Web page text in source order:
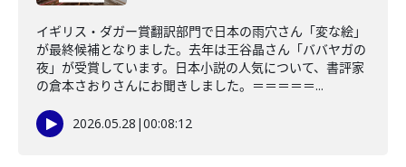
イギリス・ダガー賞翻訳部門で日本の雨穴さん「変な絵」
が最終候補となりました。去年は王谷晶さん「ババヤガの
夜」が受賞しています。日本小説の人気について、書評家
の倉本さおりさんにお聞きしました。＝＝＝＝＝...
2026.05.28 |00:08:12